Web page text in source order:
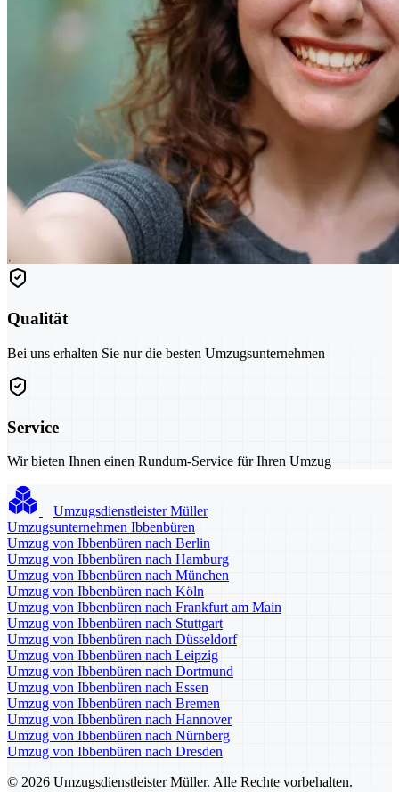
Qualität
Bei uns erhalten Sie nur die besten Umzugsunternehmen
Service
Wir bieten Ihnen einen Rundum-Service für Ihren Umzug
Umzugsdienstleister Müller
Umzugsunternehmen Ibbenbüren
Umzug von Ibbenbüren nach Berlin
Umzug von Ibbenbüren nach Hamburg
Umzug von Ibbenbüren nach München
Umzug von Ibbenbüren nach Köln
Umzug von Ibbenbüren nach Frankfurt am Main
Umzug von Ibbenbüren nach Stuttgart
Umzug von Ibbenbüren nach Düsseldorf
Umzug von Ibbenbüren nach Leipzig
Umzug von Ibbenbüren nach Dortmund
Umzug von Ibbenbüren nach Essen
Umzug von Ibbenbüren nach Bremen
Umzug von Ibbenbüren nach Hannover
Umzug von Ibbenbüren nach Nürnberg
Umzug von Ibbenbüren nach Dresden
© 2026 Umzugsdienstleister Müller. Alle Rechte vorbehalten.